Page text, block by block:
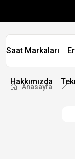
Saat Markaları
Hakkımızda
Anasayfa